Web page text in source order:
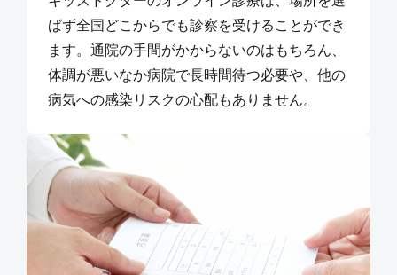
ばず全国どこからでも診察を受けることができ
ます。通院の手間がかからないのはもちろん、
体調が悪いなか病院で長時間待つ必要や、他の
病気への感染リスクの心配もありません。